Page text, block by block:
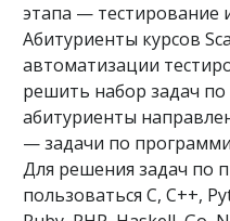
этапа — тестирование
Абитуриенты курсов
автоматизации
решить набор задач
абитуриенты
— задачи по
Для решения задач по
пользоваться C, C++,